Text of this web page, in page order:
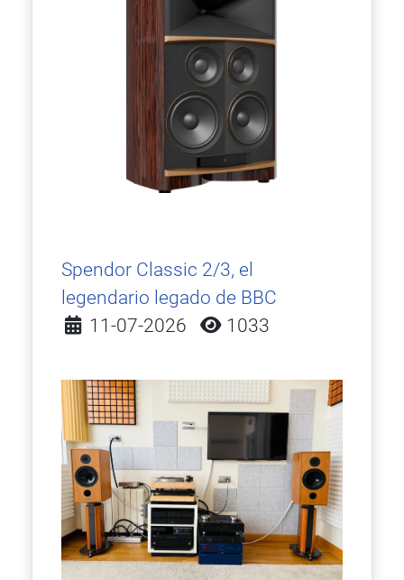
Spendor Classic 2/3, el
legendario legado de BBC
Detalles
11-07-2026 1033